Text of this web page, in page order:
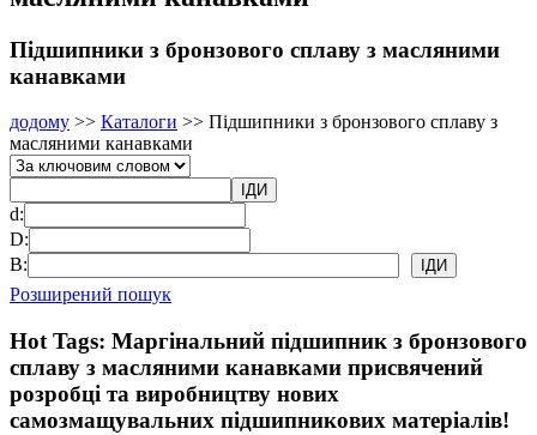
Підшипники з бронзового сплаву з масляними
канавками
додому >> Каталоги >> Підшипники з бронзового сплаву з
масляними канавками
d:
D:
B:
Розширений пошук
Hot Tags: Маргінальний підшипник з бронзового
сплаву з масляними канавками присвячений
розробці та виробництву нових
самозмащувальних підшипникових матеріалів!